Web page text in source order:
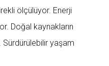
ölçülüyor. Enerji
Doğal kaynakların
Sürdürülebilir yaşam